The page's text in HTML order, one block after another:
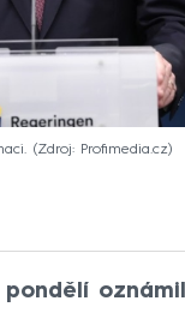
Zdroj: Profimedia.cz